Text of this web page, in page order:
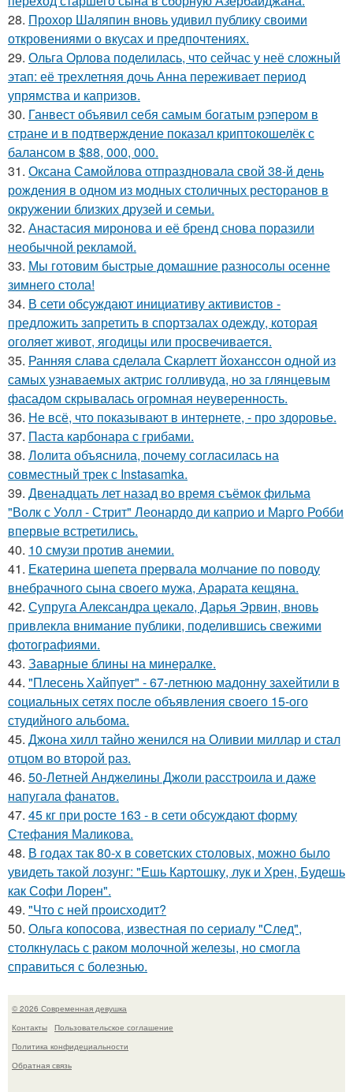
28. Прохор Шаляпин вновь удивил публику своими
откровениями о вкусах и предпочтениях.
29. Ольга Орлова поделилась, что сейчас у неё сложный
этап: её трехлетняя дочь Анна переживает период
упрямства и капризов.
30. Ганвест объявил себя самым богатым рэпером в
стране и в подтверждение показал криптокошелёк с
балансом в $88, 000, 000.
31. Оксана Самойлова отпраздновала свой 38-й день
рождения в одном из модных столичных ресторанов в
окружении близких друзей и семьи.
32. Анастасия миронова и её бренд снова поразили
необычной рекламой.
33. Мы готовим быстрые домашние разносолы осенне
зимнего стола!
34. В сети обсуждают инициативу активистов -
предложить запретить в спортзалах одежду, которая
оголяет живот, ягодицы или просвечивается.
35. Ранняя слава сделала Скарлетт йоханссон одной из
самых узнаваемых актрис голливуда, но за глянцевым
фасадом скрывалась огромная неуверенность.
36. Не всё, что показывают в интернете, - про здоровье.
37. Паста карбонара с грибами.
38. Лолита объяснила, почему согласилась на
совместный трек с Instasamka.
39. Двенадцать лет назад во время съёмок фильма
"Волк с Уолл - Стрит" Леонардо ди каприо и Марго Робби
впервые встретились.
40. 10 смузи против анемии.
41. Екатерина шепета прервала молчание по поводу
внебрачного сына своего мужа, Арарата кещяна.
42. Супруга Александра цекало, Дарья Эрвин, вновь
привлекла внимание публики, поделившись свежими
фотографиями.
43. Заварные блины на минералке.
44. "Плесень Хайпует" - 67-летнюю мадонну захейтили в
социальных сетях после объявления своего 15-ого
студийного альбома.
45. Джона хилл тайно женился на Оливии миллар и стал
отцом во второй раз.
46. 50-Летней Анджелины Джоли расстроила и даже
напугала фанатов.
47. 45 кг при росте 163 - в сети обсуждают форму
Стефания Маликова.
48. В годах так 80-х в советских столовых, можно было
увидеть такой лозунг: "Ешь Картошку, лук и Хрен, Будешь
как Софи Лорен".
49. "Что с ней происходит?
50. Ольга копосова, известная по сериалу "След",
столкнулась с раком молочной железы, но смогла
справиться с болезнью.
© 2026 Современная девушка
Контакты
Пользовательское соглашение
Политика конфидециальности
Обратная связь